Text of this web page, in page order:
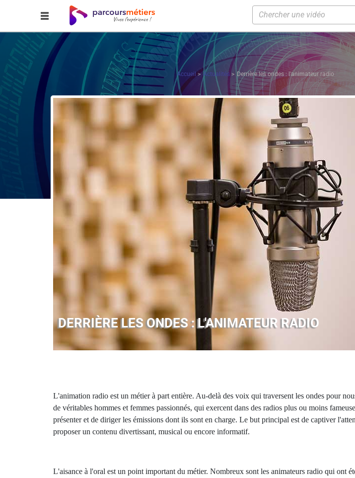
Accueil Actualités Derrière les ondes : l'animateur radio
DERRIÈRE LES ONDES : L'ANIMATEUR RADIO
L'animation radio est un métier à part entière. Au-delà des voix qui traversent les ondes pour
de véritables hommes et femmes passionnés, qui exercent dans des radios plus ou moins
présenter et de diriger les émissions dont ils sont en charge. Le but principal est de captiver
proposer un contenu divertissant, musical ou encore informatif.
L'aisance à l'oral est un point important du métier. Nombreux sont les animateurs radio qui ont